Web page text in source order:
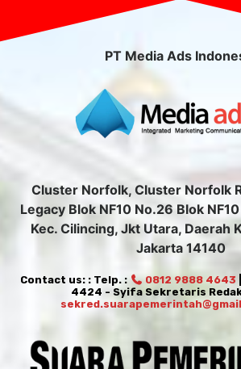
PT Media Ads
Cluster Norfolk, Cluster Norfolk
Legacy Blok NF10 No.26 Blok
Kec. Cilincing, Jkt Utara, Daerah
Jakarta 14140
Contact us: : Telp. : 0812 9888 4643
4424 - Syifa Sekretaris